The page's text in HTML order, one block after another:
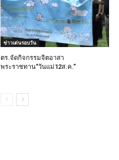
ข่าวเด่นรอบวัน
ตร.จัดกิจกรรมจิตอาสา
พระราชทาน“วันแม่12ส.ค.”